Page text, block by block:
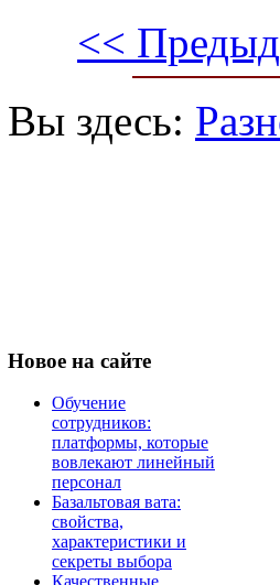
<<
Вы здесь:
Новое на сайте
Обучение
сотрудников:
платформы, которые
вовлекают линейный
персонал
Базальтовая вата:
свойства,
характеристики и
секреты выбора